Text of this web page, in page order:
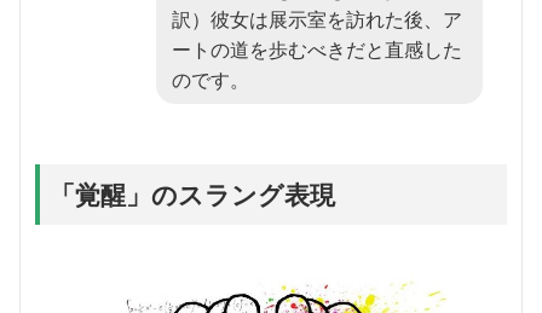
訳）彼女は展示室を訪れた後、ア
ートの道を歩むべきだと直感した
のです。
「覚醒」のスラング表現